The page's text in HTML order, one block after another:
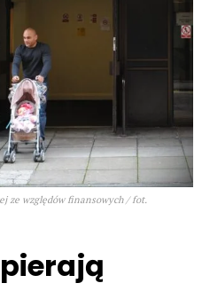
ze względów finansowych / fot.